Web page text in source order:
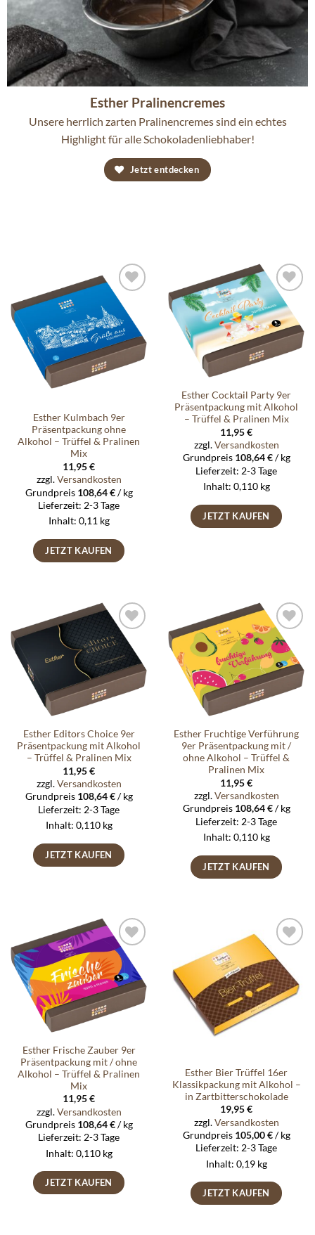
Esther Pralinencremes
Unsere herrlich zarten Pralinencremes sind ein echtes
Highlight für alle Schokoladenliebhaber!
Jetzt entdecken
Auf die
Wunschliste
Esther Kulmbach 9er
Präsentpackung ohne
Alkohol – Trüffel & Pralinen
Mix
11,95€
zzgl.Versandkosten
Grundpreis 108,64€/kg
Lieferzeit: 2-3 Tage
Inhalt: 0,11 kg
JETZT KAUFEN
Auf die
Wunschliste
Esther Cocktail Party 9er
Präsentpackung mit Alkohol
– Trüffel & Pralinen Mix
11,95€
zzgl.Versandkosten
Grundpreis 108,64€/kg
Lieferzeit: 2-3 Tage
Inhalt: 0,110 kg
JETZT KAUFEN
Auf die
Wunschliste
Esther Editors Choice 9er
Präsentpackung mit Alkohol
– Trüffel & Pralinen Mix
11,95€
zzgl.Versandkosten
Grundpreis 108,64€/kg
Lieferzeit: 2-3 Tage
Inhalt: 0,110 kg
JETZT KAUFEN
Auf die
Wunschliste
Esther Fruchtige Verführung
9er Präsentpackung mit /
ohne Alkohol – Trüffel &
Pralinen Mix
11,95€
zzgl.Versandkosten
Grundpreis 108,64€/kg
Lieferzeit: 2-3 Tage
Inhalt: 0,110 kg
JETZT KAUFEN
Auf die
Wunschliste
Esther Frische Zauber 9er
Präsentpackung mit / ohne
Alkohol – Trüffel & Pralinen
Mix
11,95€
zzgl.Versandkosten
Grundpreis 108,64€/kg
Lieferzeit: 2-3 Tage
Inhalt: 0,110 kg
JETZT KAUFEN
Auf die
Wunschliste
Esther Bier Trüffel 16er
Klassikpackung mit Alkohol –
in Zartbitterschokolade
19,95€
zzgl.Versandkosten
Grundpreis 105,00€/kg
Lieferzeit: 2-3 Tage
Inhalt: 0,19 kg
JETZT KAUFEN